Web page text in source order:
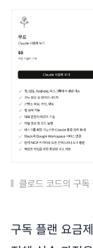
클로드 코드의 구
구독 플랜 요금